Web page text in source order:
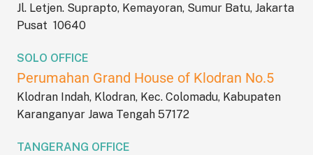
Jl. Letjen. Suprapto, Kemayoran, Sumur Batu, Jakarta
Pusat 10640
SOLO OFFICE
Perumahan Grand House of Klodran No.5
Klodran Indah, Klodran, Kec. Colomadu, Kabupaten
Karanganyar Jawa Tengah 57172
TANGERANG OFFICE